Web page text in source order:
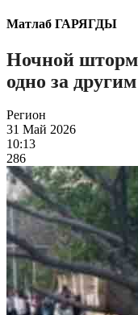
Матлаб ГАРЯГДЫ
Ночной шторм
одно за другим
Регион
31 Май 2026
10:13
286